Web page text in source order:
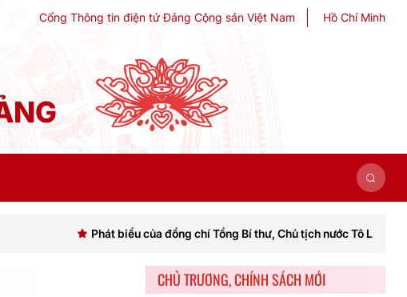
Cổng Thông tin điện tử Đảng Cộng sản Việt Nam Hồ Chí Minh
Phát biểu của đồng chí Tổng Bí thư, Chủ tịch nước Tô Lâm khai mạc Hội
CHỦ TRƯƠNG, CHÍNH SÁCH MỚI